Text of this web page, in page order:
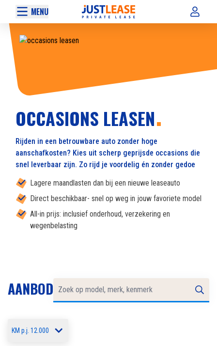
MENU
OCCASIONS LEASEN
Rijden in een betrouwbare auto zonder hoge
aanschafkosten? Kies uit scherp geprijsde occasions die
snel leverbaar zijn. Zo rijd je voordelig én zonder gedoe
Lagere maandlasten dan bij een nieuwe leaseauto
Direct beschikbaar- snel op weg in jouw favoriete model
All-in prijs: inclusief onderhoud, verzekering en
wegenbelasting
AANBOD
KM p.j. 12.000